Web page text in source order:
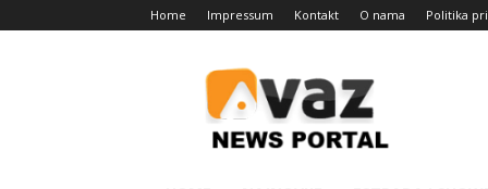
Home Impressum Kontakt O nama Politika
Portal